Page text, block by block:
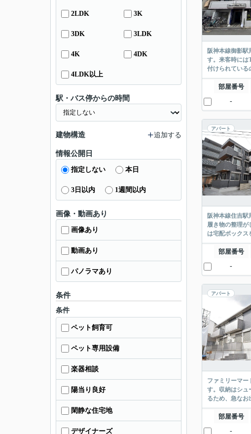
阪神本線御影
す。来客時には
付けられている
部屋番号
-
アパート
阪神本線住吉
履き物の整理が
は宅配ボックス
部屋番号
-
アパート
ファミリーマー
す。収納はシュ
るため、急なお
部屋番号
-
2LDK 3K
3DK 3LDK
4K 4DK
4LDK以上
駅・バス停からの時間
建物構造 追加する
情報公開日
指定しない 本日
3日以内 1週間以内
画像・動画あり
画像あり
動画あり
パノラマあり
条件
条件
ペット飼育可
ペット専用設備
楽器相談
陽当り良好
閑静な住宅地
デザイナーズ